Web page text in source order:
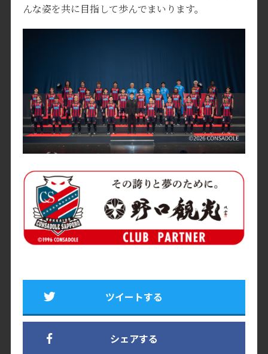
んな姿を共に目指して歩んでまいります。
ツイートする
シェアする